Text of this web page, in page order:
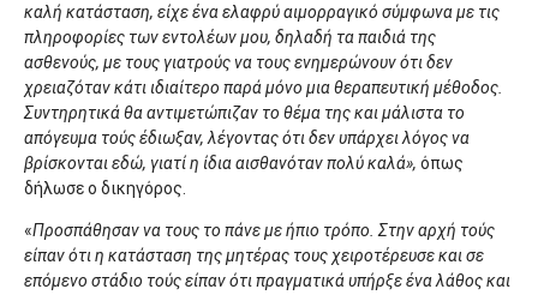
καλή κατάσταση, είχε ένα ελαφρύ αιμορραγικό σύμφωνα με τις
πληροφορίες των εντολέων μου, δηλαδή τα παιδιά της
ασθενούς, με τους γιατρούς να τους ενημερώνουν ότι δεν
χρειαζόταν κάτι ιδιαίτερο παρά μόνο μια θεραπευτική μέθοδος.
Συντηρητικά θα αντιμετώπιζαν το θέμα της και μάλιστα το
απόγευμα τούς έδιωξαν, λέγοντας ότι δεν υπάρχει λόγος να
βρίσκονται εδώ, γιατί η ίδια αισθανόταν πολύ καλά», όπως
δήλωσε ο δικηγόρος.
«Προσπάθησαν να τους το πάνε με ήπιο τρόπο. Στην αρχή τούς
είπαν ότι η κατάσταση της μητέρας τους χειροτέρευσε και σε
επόμενο στάδιο τούς είπαν ότι πραγματικά υπήρξε ένα λάθος και